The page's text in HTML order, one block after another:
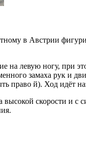
в Австрии
левую ногу, при
замаха рук и
право й). Ход идёт
скорости и с